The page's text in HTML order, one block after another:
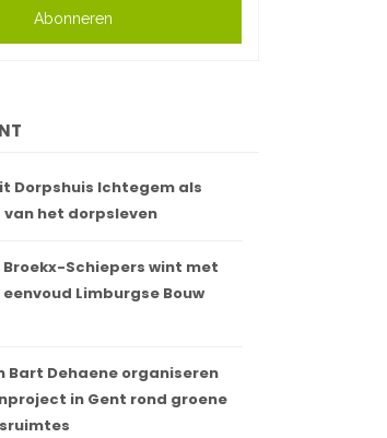
Abonneren
Dorpshuis Ichtegem als
het dorpsleven
Schiepers wint met
Limburgse Bouw
Bart Dehaene organiseren
in Gent rond groene